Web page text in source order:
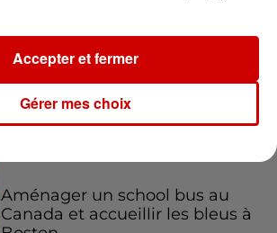
emblématique de
l'entrepreneuriat féminin
Aménager un school bus au
Canada et accueillir les bleus à
Gérer mes choix
Accepter et fermer